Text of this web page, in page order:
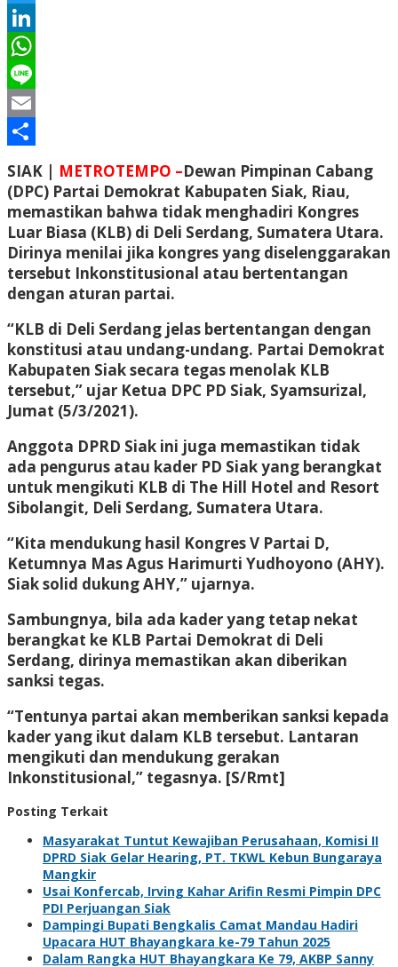
Twitter
LinkedIn
WhatsApp
Line
Email
Share
SIAK | METROTEMPO –Dewan Pimpinan Cabang
(DPC) Partai Demokrat Kabupaten Siak, Riau,
memastikan bahwa tidak menghadiri Kongres
Luar Biasa (KLB) di Deli Serdang, Sumatera Utara.
Dirinya menilai jika kongres yang diselenggarakan
tersebut Inkonstitusional atau bertentangan
dengan aturan partai.
“KLB di Deli Serdang jelas bertentangan dengan
konstitusi atau undang-undang. Partai Demokrat
Kabupaten Siak secara tegas menolak KLB
tersebut,” ujar Ketua DPC PD Siak, Syamsurizal,
Jumat (5/3/2021).
Anggota DPRD Siak ini juga memastikan tidak
ada pengurus atau kader PD Siak yang berangkat
untuk mengikuti KLB di The Hill Hotel and Resort
Sibolangit, Deli Serdang, Sumatera Utara.
“Kita mendukung hasil Kongres V Partai D,
Ketumnya Mas Agus Harimurti Yudhoyono (AHY).
Siak solid dukung AHY,” ujarnya.
Sambungnya, bila ada kader yang tetap nekat
berangkat ke KLB Partai Demokrat di Deli
Serdang, dirinya memastikan akan diberikan
sanksi tegas.
“Tentunya partai akan memberikan sanksi kepada
kader yang ikut dalam KLB tersebut. Lantaran
mengikuti dan mendukung gerakan
Inkonstitusional,” tegasnya. [S/Rmt]
Posting Terkait
Masyarakat Tuntut Kewajiban Perusahaan, Komisi II
DPRD Siak Gelar Hearing, PT. TKWL Kebun Bungaraya
Mangkir
Usai Konfercab, Irving Kahar Arifin Resmi Pimpin DPC
PDI Perjuangan Siak
Dampingi Bupati Bengkalis Camat Mandau Hadiri
Upacara HUT Bhayangkara ke-79 Tahun 2025
Dalam Rangka HUT Bhayangkara Ke 79, AKBP Sanny